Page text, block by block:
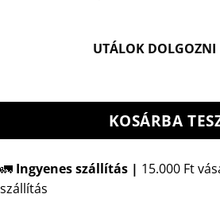
UTÁLOK DOLGOZNI
KOSÁRBA
🚛 Ingyenes szállítás | 15.000 Ft
szállítás